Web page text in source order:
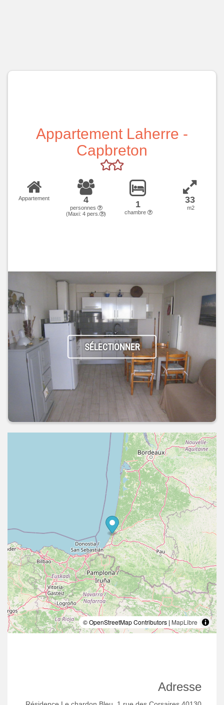
Appartement Laherre -
Capbreton
Appartement 4
personnes
(Maxi: 4 pers. )
1
chambre
33
m2
SÉLECTIONNER
© OpenStreetMap Contributors | MapLibre
Adresse